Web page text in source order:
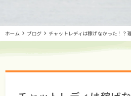
ホーム ブログ チャットレディは稼げなかった！？